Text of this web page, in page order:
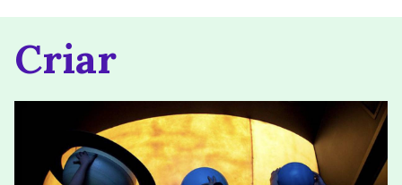
Criar